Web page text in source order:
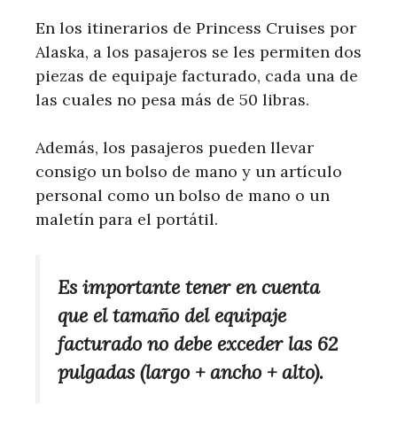
En los itinerarios de Princess Cruises por
Alaska, a los pasajeros se les permiten dos
piezas de equipaje facturado, cada una de
las cuales no pesa más de 50 libras.
Además, los pasajeros pueden llevar
consigo un bolso de mano y un artículo
personal como un bolso de mano o un
maletín para el portátil.
Es importante tener en cuenta
que el tamaño del equipaje
facturado no debe exceder las 62
pulgadas (largo + ancho + alto).